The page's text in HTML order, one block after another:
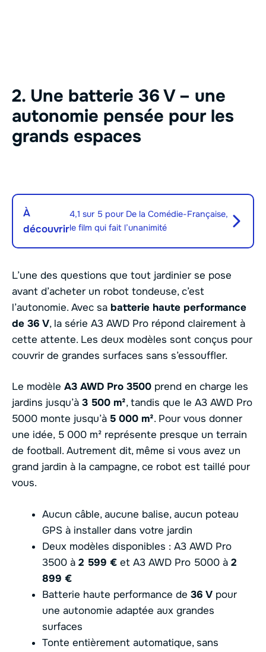
2. Une batterie 36 V – une
autonomie pensée pour les
grands espaces
À
découvrir
4,1 sur 5 pour De la Comédie-Française,
le film qui fait l’unanimité
L’une des questions que tout jardinier se pose
avant d’acheter un robot tondeuse, c’est
l’autonomie. Avec sa batterie haute performance
de 36 V, la série A3 AWD Pro répond clairement à
cette attente. Les deux modèles sont conçus pour
couvrir de grandes surfaces sans s’essouffler.
Le modèle A3 AWD Pro 3500 prend en charge les
jardins jusqu’à 3 500 m², tandis que le A3 AWD Pro
5000 monte jusqu’à 5 000 m². Pour vous donner
une idée, 5 000 m² représente presque un terrain
de football. Autrement dit, même si vous avez un
grand jardin à la campagne, ce robot est taillé pour
vous.
Aucun câble, aucune balise, aucun poteau
GPS à installer dans votre jardin
Deux modèles disponibles : A3 AWD Pro
3500 à 2 599 € et A3 AWD Pro 5000 à 2
899 €
Batterie haute performance de 36 V pour
une autonomie adaptée aux grandes
surfaces
Tonte entièrement automatique, sans